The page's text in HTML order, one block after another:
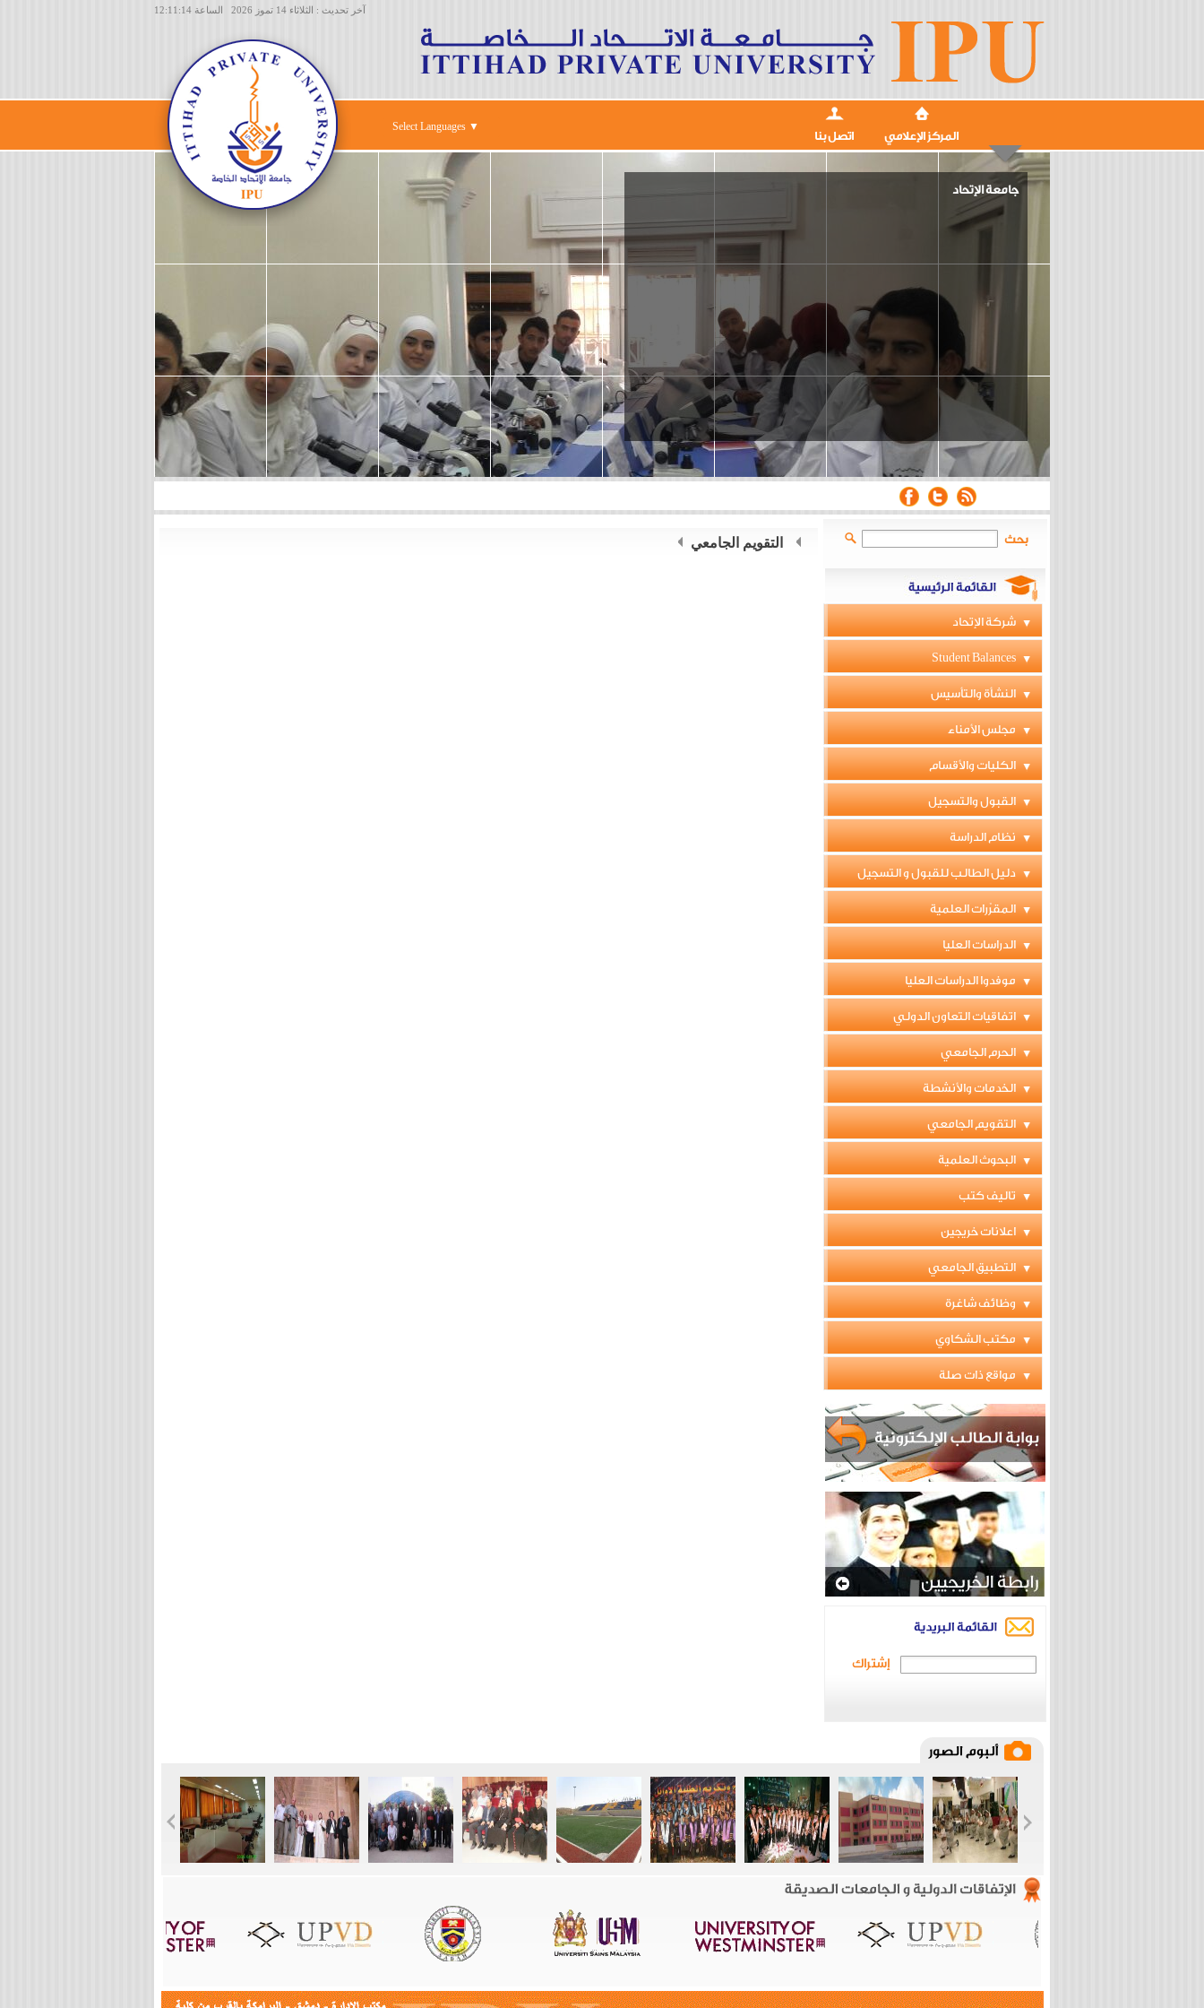
آخر تحديث : الثلاثاء 14 تموز 2026 الساعة 12:11:14
المركز الإعلامي اتصل بنا
Select Languages ▼
جامعة الإتحاد
بحث
شركة الإتحاد
Student Balances
النشأة والتأسيس
مجلس الأمناء
الكليات والأقسام
القبول والتسجيل
نظام الدراسة
دليل الطالب للقبول و التسجيل
المقرّرات العلمية
الدراسات العليا
موفدوا الدراسات العليا
اتفاقيات التعاون الدولي
الحرم الجامعي
الخدمات والأنشطة
التقويم الجامعي
البحوث العلمية
تاليف كتب
اعلانات خريجين
التطبيق الجامعي
وظائف شاغرة
مكتب الشكاوي
مواقع ذات صلة
التقويم الجامعي